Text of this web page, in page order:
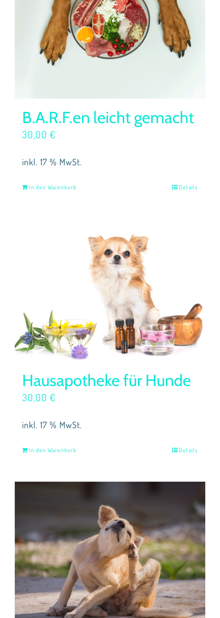
B.A.R.F.en leicht gemacht
30,00 €
inkl. 17 % MwSt.
In den Warenkorb Details
Hausapotheke für Hunde
30,00 €
inkl. 17 % MwSt.
In den Warenkorb Details